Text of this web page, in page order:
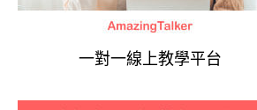
一對一線上教學平台